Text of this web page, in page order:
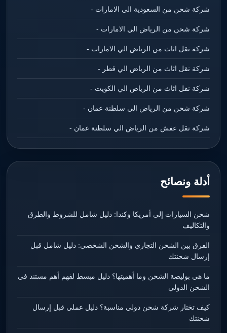
شركة شحن من السعودية الي الامارات -
شركة شحن من الرياض الي الامارات -
شركة نقل اثاث من الرياض الي الامارات -
شركة نقل اثاث من الرياض الي قطر -
شركة نقل اثاث من الرياض الي الكويت -
شركة شحن من الرياض الي سلطنة عمان -
شركة نقل عفش من الرياض الي سلطنة عمان -
أدلة ونصائح
شحن السيارات إلى أمريكا وكندا: دليل شامل للشروط والطرق
والتكاليف
الفرق بين الشحن التجاري والشحن الشخصي: دليل شامل قبل
إرسال شحنتك
ما هي بوليصة الشحن وما أهميتها؟ دليل مبسط لفهم أهم مستند في
الشحن الدولي
كيف تختار شركة شحن دولي مناسبة؟ دليل عملي قبل إرسال
شحنتك